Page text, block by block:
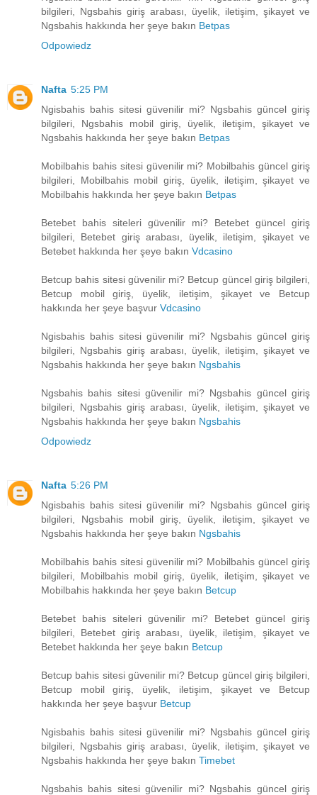
bilgileri, Ngsbahis giriş arabası, üyelik, iletişim, şikayet ve
Ngsbahis hakkında her şeye bakın Betpas
Odpowiedz
Nafta 5:25 PM
Ngisbahis bahis sitesi güvenilir mi? Ngsbahis güncel giriş
bilgileri, Ngsbahis mobil giriş, üyelik, iletişim, şikayet ve
Ngsbahis hakkında her şeye bakın Betpas
Mobilbahis bahis sitesi güvenilir mi? Mobilbahis güncel giriş
bilgileri, Mobilbahis mobil giriş, üyelik, iletişim, şikayet ve
Mobilbahis hakkında her şeye bakın Betpas
Betebet bahis siteleri güvenilir mi? Betebet güncel giriş
bilgileri, Betebet giriş arabası, üyelik, iletişim, şikayet ve
Betebet hakkında her şeye bakın Vdcasino
Betcup bahis sitesi güvenilir mi? Betcup güncel giriş bilgileri,
Betcup mobil giriş, üyelik, iletişim, şikayet ve Betcup
hakkında her şeye başvur Vdcasino
Ngisbahis bahis sitesi güvenilir mi? Ngsbahis güncel giriş
bilgileri, Ngsbahis giriş arabası, üyelik, iletişim, şikayet ve
Ngsbahis hakkında her şeye bakın Ngsbahis
Ngsbahis bahis sitesi güvenilir mi? Ngsbahis güncel giriş
bilgileri, Ngsbahis giriş arabası, üyelik, iletişim, şikayet ve
Ngsbahis hakkında her şeye bakın Ngsbahis
Odpowiedz
Nafta 5:26 PM
Ngisbahis bahis sitesi güvenilir mi? Ngsbahis güncel giriş
bilgileri, Ngsbahis mobil giriş, üyelik, iletişim, şikayet ve
Ngsbahis hakkında her şeye bakın Ngsbahis
Mobilbahis bahis sitesi güvenilir mi? Mobilbahis güncel giriş
bilgileri, Mobilbahis mobil giriş, üyelik, iletişim, şikayet ve
Mobilbahis hakkında her şeye bakın Betcup
Betebet bahis siteleri güvenilir mi? Betebet güncel giriş
bilgileri, Betebet giriş arabası, üyelik, iletişim, şikayet ve
Betebet hakkında her şeye bakın Betcup
Betcup bahis sitesi güvenilir mi? Betcup güncel giriş bilgileri,
Betcup mobil giriş, üyelik, iletişim, şikayet ve Betcup
hakkında her şeye başvur Betcup
Ngisbahis bahis sitesi güvenilir mi? Ngsbahis güncel giriş
bilgileri, Ngsbahis giriş arabası, üyelik, iletişim, şikayet ve
Ngsbahis hakkında her şeye bakın Timebet
Ngsbahis bahis sitesi güvenilir mi? Ngsbahis güncel giriş